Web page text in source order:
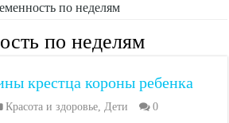
по неделям
по неделям
крестца короны ребенка
Красота и здоровье,Дети
0